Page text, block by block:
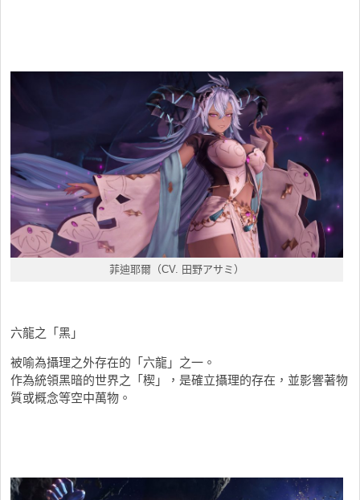
菲迪耶爾（CV. 田野アサミ）
六龍之「黑」
被喻為攝理之外存在的「六龍」之一。
作為統領黑暗的世界之「楔」，是確立攝理的存在，並影響著物
質或概念等空中萬物。